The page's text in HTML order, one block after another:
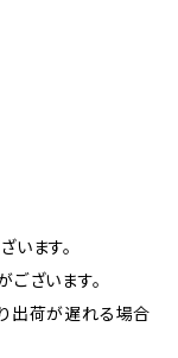
います。
ざいます。
出荷が遅れる場合